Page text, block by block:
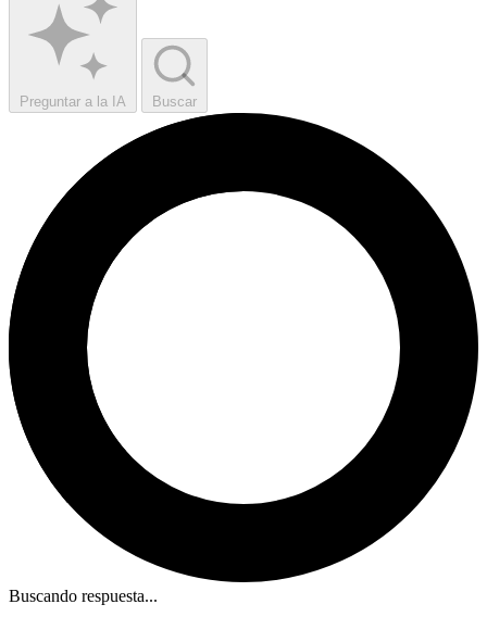
Preguntar a la IA Buscar
Buscando respuesta...